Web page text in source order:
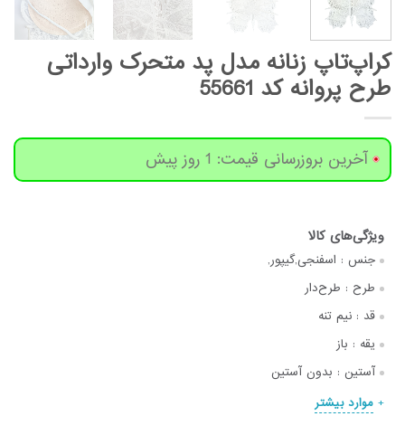
کراپ‌تاپ زنانه مدل پد متحرک وارداتی
طرح پروانه کد 55661
آخرین بروزرسانی قیمت: 1 روز پیش
جنس : اسفنجی,گیپور,
طرح : طرح‌دار
قد : نیم تنه
یقه : باز
آستین : بدون آستین
موارد بیشتر